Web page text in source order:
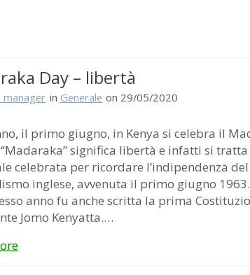
Day – libertà
in Generale on 29/05/2020
il primo giugno, in Kenya si celebra il
significa libertà e infatti si
celebrata per ricordare l’indipendenza
inglese, avvenuta il primo giugno
anno fu anche scritta la prima
Jomo Kenyatta.…